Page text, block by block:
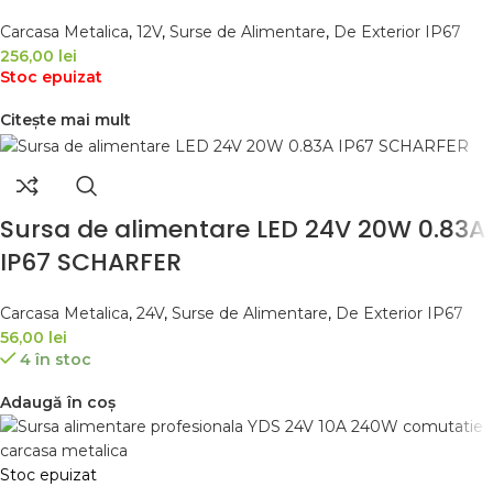
Carcasa Metalica, 12V, Surse de Alimentare, De Exterior IP67
256,00 lei
Stoc epuizat
Citește mai mult
Sursa de alimentare LED 24V 20W 0.83A
IP67 SCHARFER
Carcasa Metalica, 24V, Surse de Alimentare, De Exterior IP67
56,00 lei
4 în stoc
Adaugă în coș
Stoc epuizat